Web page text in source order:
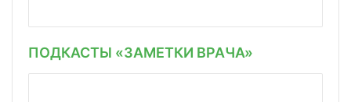
ПОДКАСТЫ «ЗАМЕТКИ ВРАЧА»